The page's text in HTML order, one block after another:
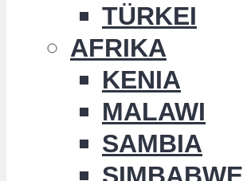
TÜRKEI
AFRIKA
KENIA
MALAWI
SAMBIA